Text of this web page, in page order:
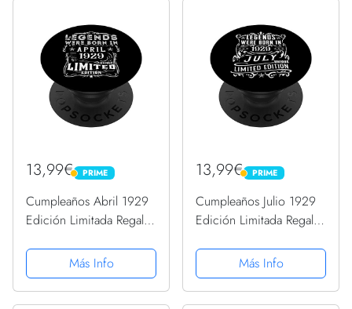
13,99€ PRIME
PRIME
Cumpleaños Abril 1929
Edición Limitada Regalo
PopGrip Intercambiable
Más Info
13,99€ PRIME
PRIME
Cumpleaños Julio 1929
Edición Limitada Regalo
PopGrip Intercambiable
Más Info